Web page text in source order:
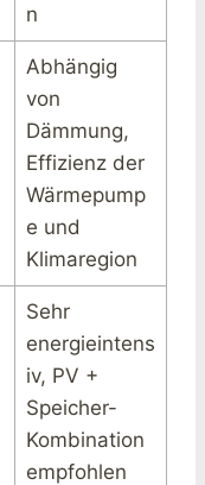
n
Abhängig
von
Dämmung,
Effizienz der
Wärmepump
e und
Klimaregion
Sehr
energieintens
iv, PV +
Speicher-
Kombination
empfohlen